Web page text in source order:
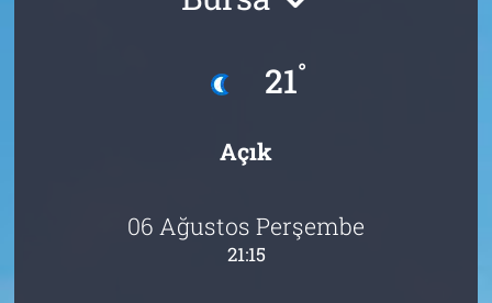
21°
Açık
06 Ağustos Perşembe
21:15